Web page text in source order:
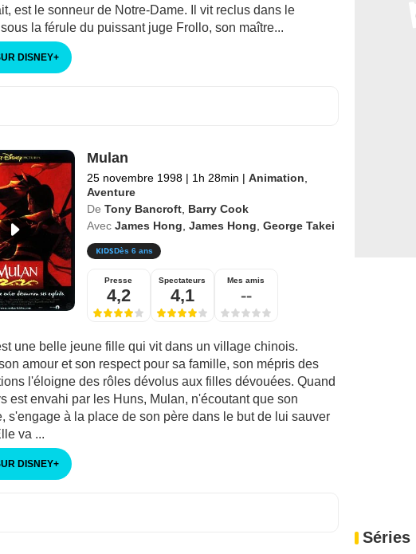
est le sonneur de Notre-Dame. Il vit reclus dans le
la férule du puissant juge Frollo, son maître...
DISNEY+
Mulan
25 novembre 1998 | 1h 28min | Animation
Aventure
De Tony Bancroft, Barry Cook
Avec James Hong James Hong George Takei
Dès 6 ans
Presse
4,2
Spectateurs
4,1
Mes amis
--
une belle jeune fille qui vit dans un village chinois.
amour et son respect pour sa famille, son mépris des
l'éloigne des rôles dévolus aux filles dévouées. Quand
est envahi par les Huns, Mulan, n'écoutant que son
s'engage à la place de son père dans le but de lui sauver
va ...
DISNEY+
Séries